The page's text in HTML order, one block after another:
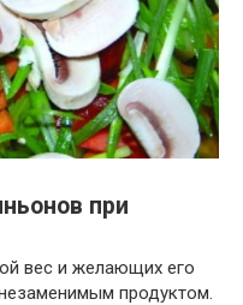
при
вес и желающих его
продуктом.